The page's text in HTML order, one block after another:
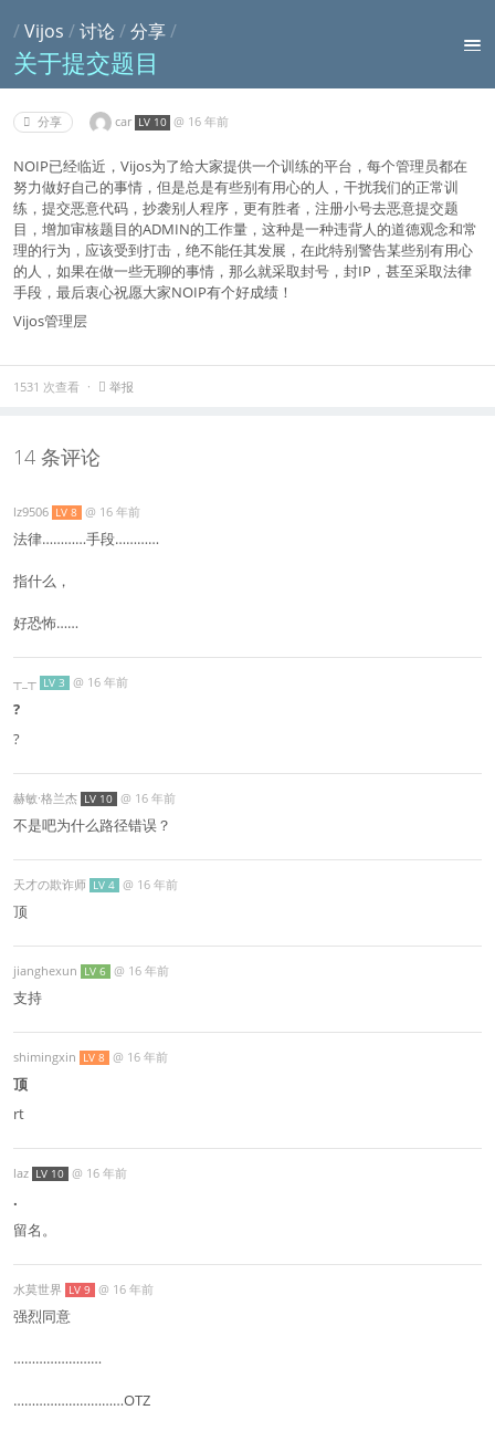
/Vijos /讨论 /分享/
关于提交题目
分享 car LV 10 @ 16 年前
NOIP已经临近，Vijos为了给大家提供一个训练的平台，每个管理员都在
努力做好自己的事情，但是总是有些别有用心的人，干扰我们的正常训
练，提交恶意代码，抄袭别人程序，更有胜者，注册小号去恶意提交题
目，增加审核题目的ADMIN的工作量，这种是一种违背人的道德观念和常
理的行为，应该受到打击，绝不能任其发展，在此特别警告某些别有用心
的人，如果在做一些无聊的事情，那么就采取封号，封IP，甚至采取法律
手段，最后衷心祝愿大家NOIP有个好成绩！
Vijos管理层
1531 次查看 举报
14 条评论
lz9506 LV 8 @ 16 年前
法律…………手段…………
指什么，
好恐怖……
┬_┬ LV 3 @ 16 年前
?
?
赫敏·格兰杰 LV 10 @ 16 年前
不是吧为什么路径错误？
天才の欺诈师 LV 4 @ 16 年前
顶
jianghexun LV 6 @ 16 年前
支持
shimingxin LV 8 @ 16 年前
顶
rt
laz LV 10 @ 16 年前
.
留名。
水莫世界 LV 9 @ 16 年前
强烈同意
……………………
…………………………OTZ